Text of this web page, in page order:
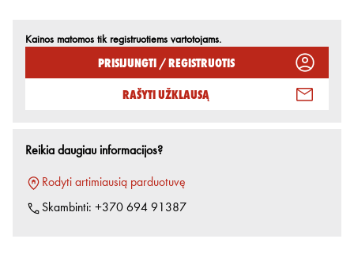
Kainos matomos tik registruotiems vartotojams.
Prisijungti / Registruotis
Rašyti užklausą
Reikia daugiau informacijos?
Rodyti artimiausią parduotuvę
Skambinti: +370 694 91387